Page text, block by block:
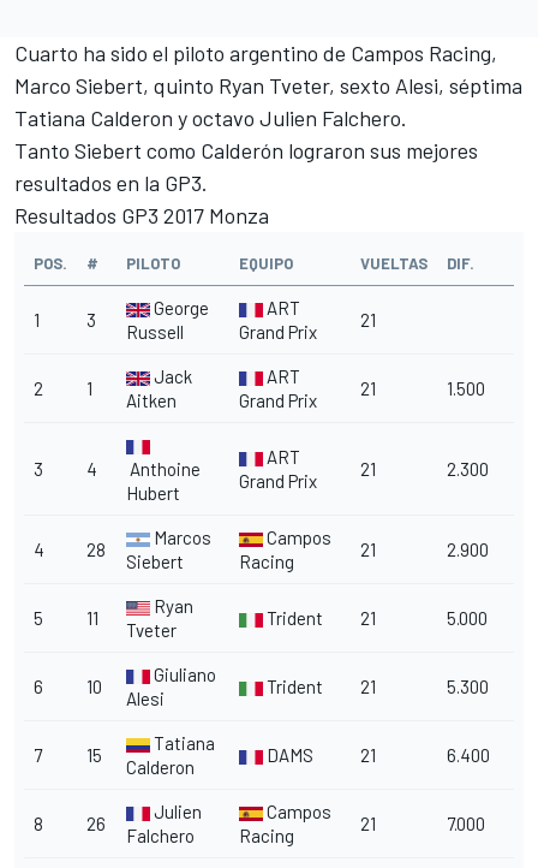
Cuarto ha sido el piloto argentino de Campos Racing,
Marco Siebert, quinto Ryan Tveter, sexto Alesi, séptima
Tatiana Calderon y octavo Julien Falchero.
Tanto Siebert como Calderón lograron sus mejores
resultados en la GP3.
Resultados GP3 2017 Monza
POS. # PILOTO EQUIPO VUELTAS DIF.
1 3
George
Russell
ART
Grand Prix
21
2 1
Jack
Aitken
ART
Grand Prix
21 1.500
3 4
Anthoine
Hubert
ART
Grand Prix
21 2.300
4 28
Marcos
Siebert
Campos
Racing
21 2.900
5 11
Ryan
Tveter
Trident 21 5.000
6 10
Giuliano
Alesi
Trident 21 5.300
7 15
Tatiana
Calderon
DAMS 21 6.400
8 26
Julien
Falchero
Campos
Racing
21 7.000